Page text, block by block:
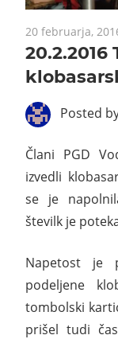
20 februarja,
Posted
Člani PGD
izvedli
se je
številk je
Napetost je
podeljene
tombolski
prišel tudi